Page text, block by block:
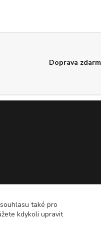
Doprava
také pro
kdykoli upravit